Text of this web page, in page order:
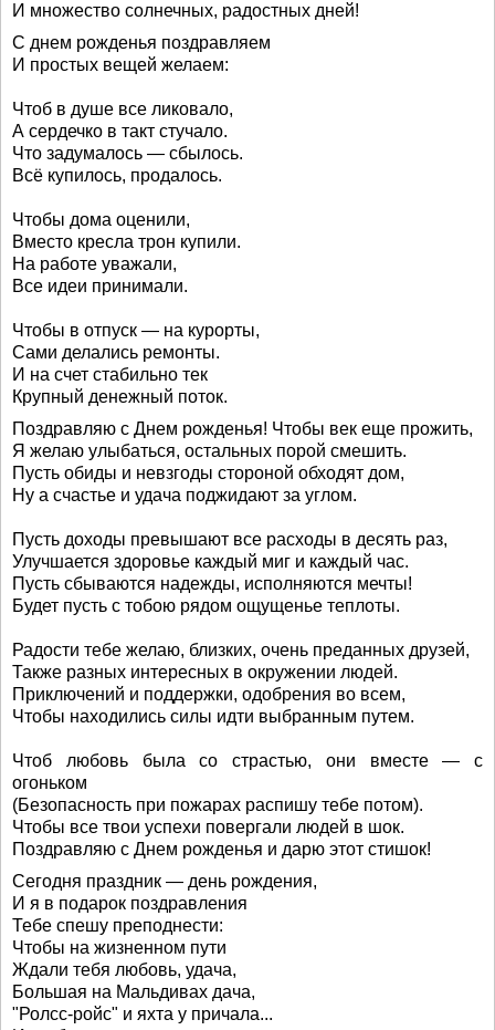
И множество солнечных, радостных дней!
С днем рожденья поздравляем
И простых вещей желаем:
Чтоб в душе все ликовало,
А сердечко в такт стучало.
Что задумалось — сбылось.
Всё купилось, продалось.
Чтобы дома оценили,
Вместо кресла трон купили.
На работе уважали,
Все идеи принимали.
Чтобы в отпуск — на курорты,
Сами делались ремонты.
И на счет стабильно тек
Крупный денежный поток.
Поздравляю с Днем рожденья! Чтобы век еще прожить,
Я желаю улыбаться, остальных порой смешить.
Пусть обиды и невзгоды стороной обходят дом,
Ну а счастье и удача поджидают за углом.
Пусть доходы превышают все расходы в десять раз,
Улучшается здоровье каждый миг и каждый час.
Пусть сбываются надежды, исполняются мечты!
Будет пусть с тобою рядом ощущенье теплоты.
Радости тебе желаю, близких, очень преданных друзей,
Также разных интересных в окружении людей.
Приключений и поддержки, одобрения во всем,
Чтобы находились силы идти выбранным путем.
Чтоб любовь была со страстью, они вместе — с
огоньком
(Безопасность при пожарах распишу тебе потом).
Чтобы все твои успехи повергали людей в шок.
Поздравляю с Днем рожденья и дарю этот стишок!
Сегодня праздник — день рождения,
И я в подарок поздравления
Тебе спешу преподнести:
Чтобы на жизненном пути
Ждали тебя любовь, удача,
Большая на Мальдивах дача,
"Ролсс-ройс" и яхта у причала...